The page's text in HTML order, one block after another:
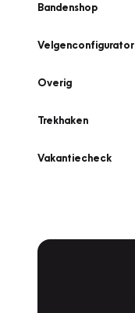
Bandenshop
Velgenconfigurator
Overig
Trekhaken
Vakantiecheck